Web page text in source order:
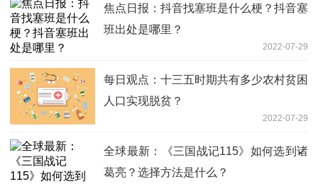
焦点日报：抖音找塞班是什么梗？抖音塞
班出处是哪里？
2022-07-29
每日观点：十三五时期共有多少农村贫困
人口实现脱贫？
2022-07-29
全球最新：《三国战记115》如何选到诸
葛亮？选择方法是什么？